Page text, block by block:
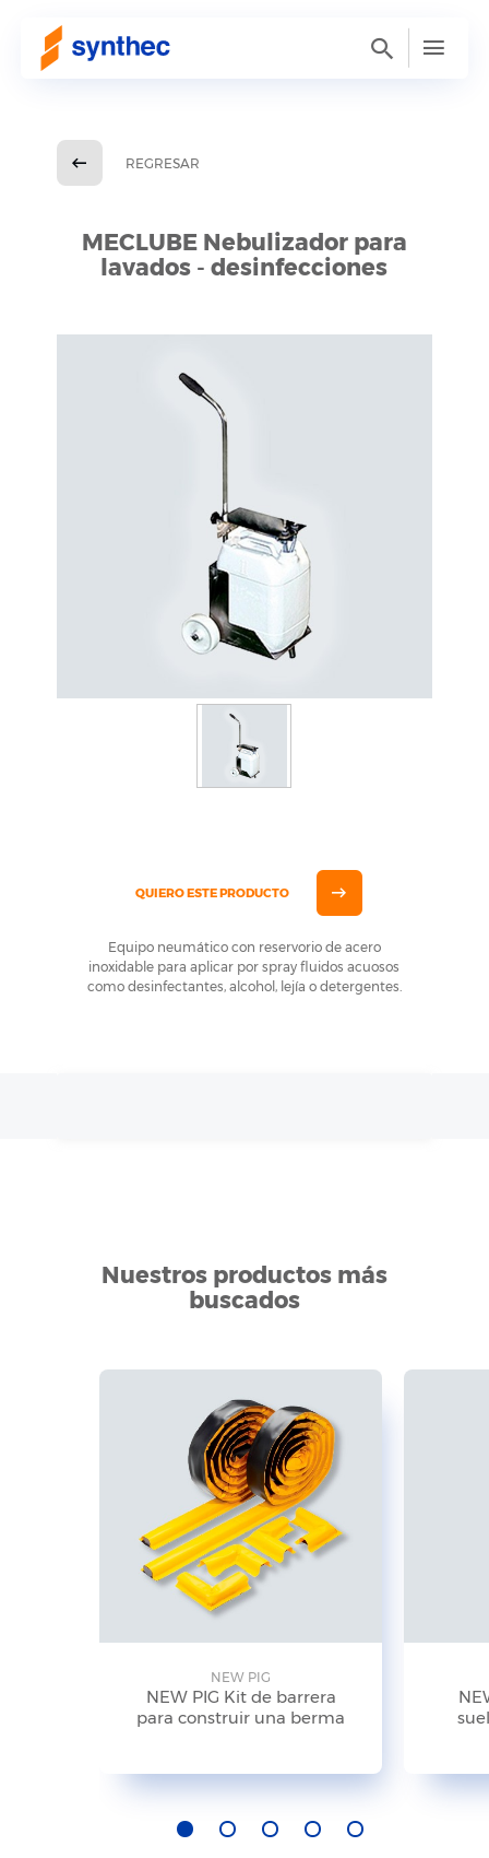
REGRESAR
MECLUBE Nebulizador para
lavados - desinfecciones
QUIERO ESTE PRODUCTO
Equipo neumático con reservorio de acero
inoxidable para aplicar por spray fluidos acuosos
como desinfectantes, alcohol, lejía o detergentes.
Nuestros productos más
buscados
NEW PIG
NEW PIG Kit de barrera
para construir una berma